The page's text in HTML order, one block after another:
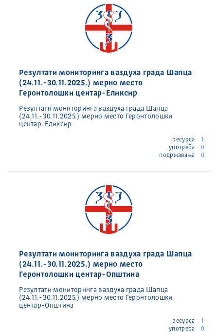
Резултати мониторинга ваздуха града Шапца
(24.11.-30.11.2025.) мерно место
Геронтолошки центар-Еликсир
Резултати мониторинга ваздуха града Шапца
(24.11.-30.11.2025.) мерно место Геронтолошки
центар-Еликсир
ресурса
1
употреба
0
подржавања
0
Резултати мониторинга ваздуха града Шапца
(24.11.-30.11.2025.) мерно место
Геронтолошки центар-Општина
Резултати мониторинга ваздуха града Шапца
(24.11.-30.11.2025.) мерно место Геронтолошки
центар-Општина
ресурса
1
употреба
0